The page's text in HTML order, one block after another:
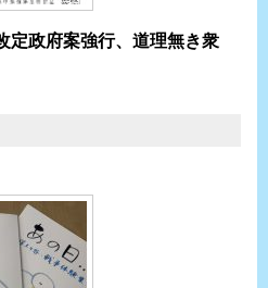
定政府案強行、道理無き衆